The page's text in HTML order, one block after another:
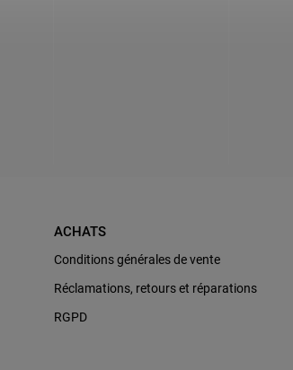
ACHATS
Conditions générales de vente
Réclamations, retours et réparations
RGPD